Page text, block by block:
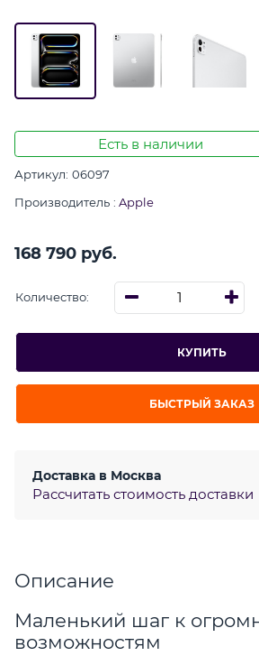
Есть в наличии
Артикул: 06097
Производитель : Apple
168 790 руб.
Количество:
КУПИТЬ
БЫСТРЫЙ ЗАКАЗ
Доставка в Москва
Рассчитать стоимость доставки
Описание
Маленький шаг к
возможностям